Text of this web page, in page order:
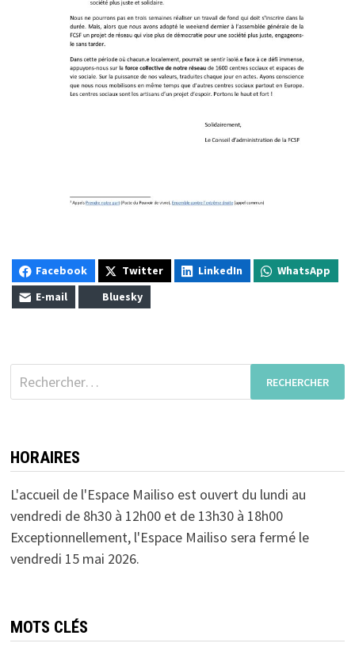
Facebook Twitter LinkedIn
WhatsApp
E-mail
Bluesky
Rechercher :
HORAIRES
L'accueil de l'Espace Mailiso est ouvert du lundi au
vendredi de 8h30 à 12h00 et de 13h30 à 18h00
Exceptionnellement, l'Espace Mailiso sera fermé le
vendredi 15 mai 2026.
MOTS CLÉS